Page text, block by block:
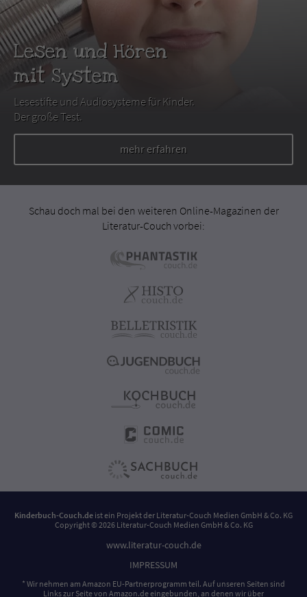
Lesen und Hören
mit System
Lesestifte und Audiosysteme für Kinder.
Der große Test.
mehr erfahren
Schau doch mal bei den weiteren Online-Magazinen der
Literatur-Couch vorbei:
Kinderbuch-Couch.de ist ein Projekt der Literatur-Couch Medien GmbH & Co. KG
Copyright © 2026 Literatur-Couch Medien GmbH & Co. KG
www.literatur-couch.de
IMPRESSUM
* Wir nehmen am Amazon EU-Partnerprogramm teil. Auf unseren Seiten sind
Links zur Seite von Amazon.de eingebunden, an denen wir über